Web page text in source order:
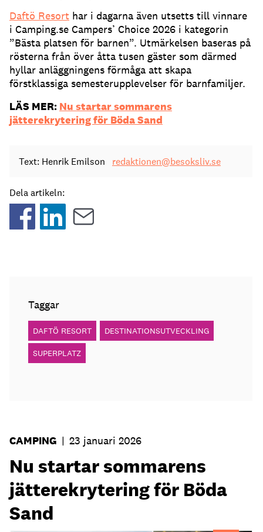
Daftö Resort har i dagarna även utsetts till vinnare
i Camping.se Campers’ Choice 2026 i kategorin
”Bästa platsen för barnen”. Utmärkelsen baseras på
rösterna från över åtta tusen gäster som därmed
hyllar anläggningens förmåga att skapa
förstklassiga semesterupplevelser för barnfamiljer.
LÄS MER: Nu startar sommarens
jätterekrytering för Böda Sand
Text: Henrik Emilson redaktionen@besoksliv.se
Dela artikeln:
Taggar
DAFTÖ RESORT DESTINATIONSUTVECKLING
SUPERPLATZ
CAMPING | 23 januari 2026
Nu startar sommarens
jätterekrytering för Böda
Sand